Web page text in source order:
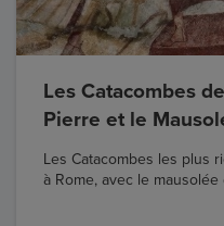
Les Catacombes
Pierre et le
Les Catacombes les plus
à Rome, avec le